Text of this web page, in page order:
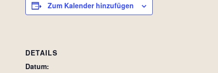
Zum Kalender hinzufügen
DETAILS
Datum: